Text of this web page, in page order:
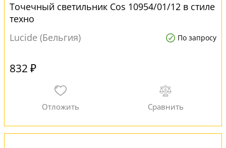
Точечный светильник Cos 10954/01/12 в стиле
техно
Lucide (Бельгия)
По запросу
832 ₽